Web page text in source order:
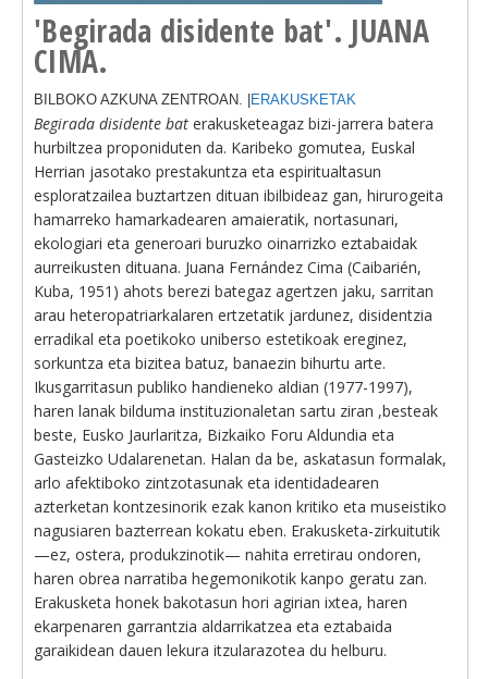
'Begirada disidente bat'. JUANA
CIMA.
BILBOKO AZKUNA ZENTROAN. | ERAKUSKETAK
Begirada disidente bat erakusketeagaz bizi-jarrera batera
hurbiltzea proponiduten da. Karibeko gomutea, Euskal
Herrian jasotako prestakuntza eta espiritualtasun
esploratzailea buztartzen dituan ibilbideaz gan, hirurogeita
hamarreko hamarkadearen amaieratik, nortasunari,
ekologiari eta generoari buruzko oinarrizko eztabaidak
aurreikusten dituana. Juana Fernández Cima (Caibarién,
Kuba, 1951) ahots berezi bategaz agertzen jaku, sarritan
arau heteropatriarkalaren ertzetatik jardunez, disidentzia
erradikal eta poetikoko uniberso estetikoak ereginez,
sorkuntza eta bizitea batuz, banaezin bihurtu arte.
Ikusgarritasun publiko handieneko aldian (1977-1997),
haren lanak bilduma instituzionaletan sartu ziran ,besteak
beste, Eusko Jaurlaritza, Bizkaiko Foru Aldundia eta
Gasteizko Udalarenetan. Halan da be, askatasun formalak,
arlo afektiboko zintzotasunak eta identidadearen
azterketan kontzesinorik ezak kanon kritiko eta museistiko
nagusiaren bazterrean kokatu eben. Erakusketa-zirkuitutik
—ez, ostera, produkzinotik— nahita erretirau ondoren,
haren obrea narratiba hegemonikotik kanpo geratu zan.
Erakusketa honek bakotasun hori agirian ixtea, haren
ekarpenaren garrantzia aldarrikatzea eta eztabaida
garaikidean dauen lekura itzularazotea du helburu.